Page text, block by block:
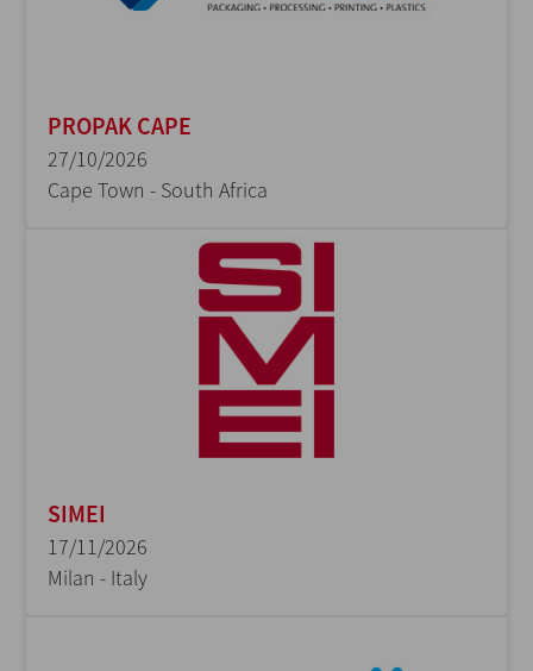
PROPAK CAPE
27/10/2026
Cape Town - South Africa
SIMEI
17/11/2026
Milan - Italy